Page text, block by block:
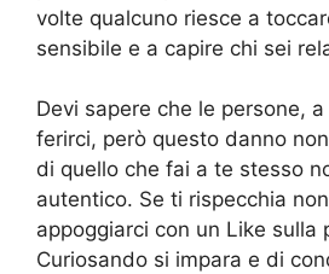
volte qualcuno riesce a
sensibile e a capire chi sei
Devi sapere che le persone,
ferirci, però questo danno
di quello che fai a te stesso
autentico. Se ti rispecchia
appoggiarci con un Like sulla
Curiosando si impara e di